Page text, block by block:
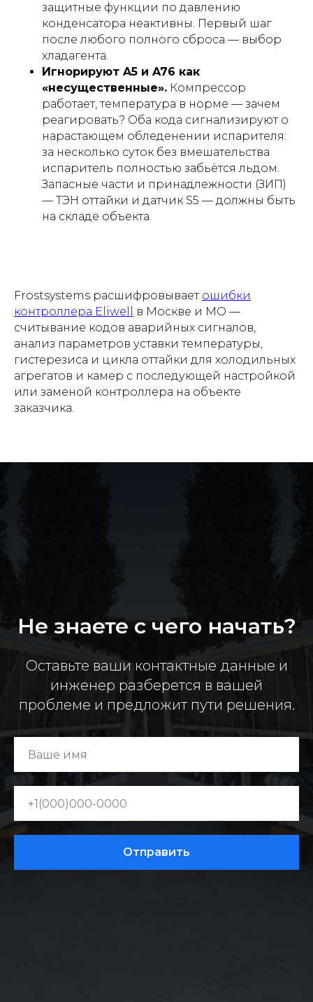
защитные функции по давлению
конденсатора неактивны. Первый шаг
после любого полного сброса — выбор
хладагента.
Игнорируют A5 и A76 как
«несущественные». Компрессор
работает, температура в норме — зачем
реагировать? Оба кода сигнализируют о
нарастающем обледенении испарителя:
за несколько суток без вмешательства
испаритель полностью забьётся льдом.
Запасные части и принадлежности (ЗИП)
— ТЭН оттайки и датчик S5 — должны быть
на складе объекта.
Frostsystems расшифровывает ошибки
контроллера Eliwell
в Москве и МО —
считывание кодов аварийных сигналов,
анализ параметров уставки температуры,
гистерезиса и цикла оттайки для холодильных
агрегатов и камер с последующей настройкой
или заменой контроллера на объекте
заказчика.
Не знаете с чего начать?
Оставьте ваши контактные данные и
инженер разберется в вашей
проблеме и предложит пути решения.
Отправить